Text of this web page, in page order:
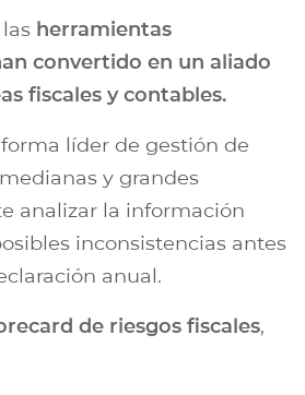
herramientas
convertido en un aliado
fiscales y contables.
líder de gestión de
y grandes
analizar la información
inconsistencias antes
anual.
de riesgos fiscales,